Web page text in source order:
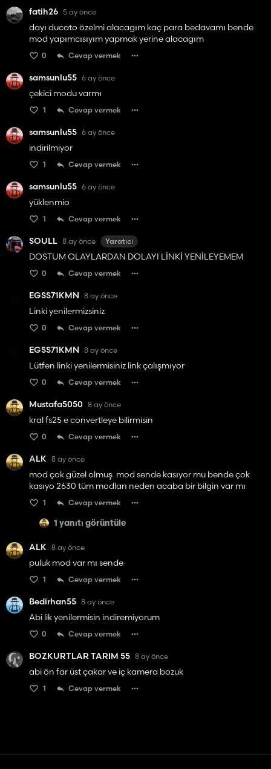
fatih26 5 ay önce
dayı ducato özelmi alacagım kaç para bedavamı bende
mod yapımcısıyım yapmak yerine alacagım
0 Cevap vermek
samsunlu55 6 ay önce
çekici modu varmı
1 Cevap vermek
samsunlu55 6 ay önce
indirilmiyor
1 Cevap vermek
samsunlu55 6 ay önce
yüklenmio
1 Cevap vermek
SOULL 8 ay önce Yaratıcı
DOSTUM OLAYLARDAN DOLAYI LİNKİ YENİLEYEMEM
0 Cevap vermek
EGSS71KMN 8 ay önce
Linki yenilermizsiniz
0 Cevap vermek
EGSS71KMN 8 ay önce
Lütfen linki yenilermisiniz link çalışmıyor
0 Cevap vermek
Mustafa5050 8 ay önce
kral fs25 e convertleye bilirmisin
0 Cevap vermek
ALK 8 ay önce
mod çok güzel olmuş mod sende kasıyor mu bende çok
kasıyo 2630 tüm modları neden acaba bir bilgin var mı
1 Cevap vermek
1 yanıtı görüntüle
ALK 8 ay önce
puluk mod var mı sende
1 Cevap vermek
Bedirhan55 8 ay önce
Abi lik yenilermisin indiremiyorum
0 Cevap vermek
BOZKURTLAR TARIM 55 8 ay önce
abi ön far üst çakar ve iç kamera bozuk
1 Cevap vermek